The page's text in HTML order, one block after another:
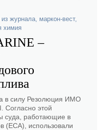
журнала, маркон-вест,
химия
–
в силу Резолюция ИМО
этой
суда, работающие в
(ЕСА), использовали